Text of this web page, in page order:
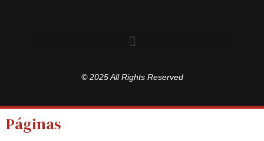
© 2025 All Rights Reserved
Páginas